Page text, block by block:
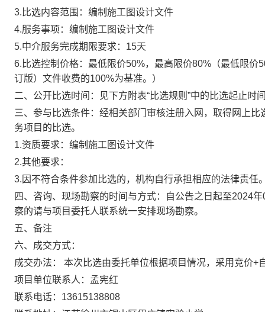
3. 比选内容范围： 编制施工图设计文件
4.服务事项： 编制施工图设计文件
5.中介服务完成期限要求： 15天
6. 比选控制价格：最低限价50%，最高限价80% （最低限价
订版）文件收费的100%为基准。 ）
二、 公开比选时间：见下方附表“比选规则”中的 比选起止时
三、 参与比选条件： 经相关部门审核注册入网，取得网上 比
务项目的 比选。
1.资质要求： 编制施工图设计文件
2.其他要求：
3. 因不符合条件参加 比选的， 机构自行承担相应的法律责任
四、咨询、现场勘察的时间与方式： 自公告之日起至2024年
察的请与项目委托人联系统一安排现场勘察。
五、备注
六、成交方式：
成交办法： 本次 比选由委托单位根据项目情况，采用竞价+
项目单位联系人： 孟宪红
联系电话： 13615138808